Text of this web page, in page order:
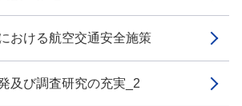
おける航空交通安全施策
及び調査研究の充実_2